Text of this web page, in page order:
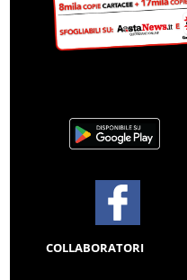
COLLABORATORI